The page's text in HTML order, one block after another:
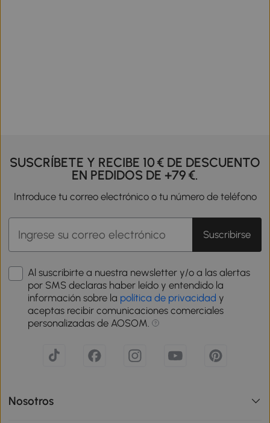
SUSCRÍBETE Y RECIBE 10 € DE DESCUENTO
EN PEDIDOS DE +79 €.
Introduce tu correo electrónico o tu número de teléfono
Suscribirse
Al suscribirte a nuestra newsletter y/o a las alertas
por SMS declaras haber leído y entendido la
información sobre la política de privacidad y
aceptas recibir comunicaciones comerciales
personalizadas de AOSOM.
Nosotros